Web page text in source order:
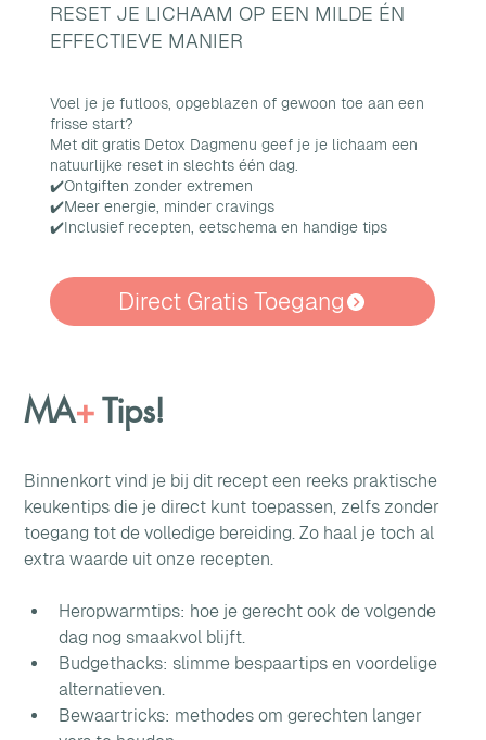
RESET JE LICHAAM OP EEN MILDE ÉN
EFFECTIEVE MANIER
Voel je je futloos, opgeblazen of gewoon toe aan een
frisse start?
Met dit gratis Detox Dagmenu geef je je lichaam een
natuurlijke reset in slechts één dag.
✔️Ontgiften zonder extremen
✔️Meer energie, minder cravings
✔️Inclusief recepten, eetschema en handige tips
Direct Gratis Toegang
MA+Tips!
Binnenkort vind je bij dit recept een reeks praktische
keukentips die je direct kunt toepassen, zelfs zonder
toegang tot de volledige bereiding. Zo haal je toch al
extra waarde uit onze recepten.
Heropwarmtips: hoe je gerecht ook de volgende
dag nog smaakvol blijft.
Budgethacks: slimme bespaartips en voordelige
alternatieven.
Bewaartricks: methodes om gerechten langer